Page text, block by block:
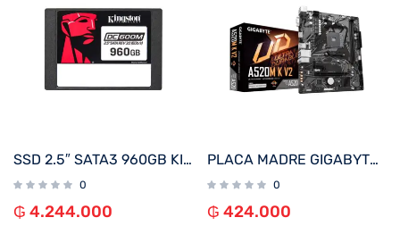
SSD 2.5″ SATA3 960GB KINGSTON SEDC600M/960G 560/530
0
₲ 4.244.000
PLACA MADRE GIGABYTE AM4 A520M K V2 V/S/R/HDMI/M.2/DDR4/USB3.2/MATX
0
₲ 424.000